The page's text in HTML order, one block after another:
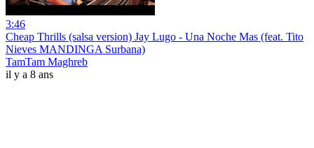
3:46
Cheap Thrills (salsa version) Jay Lugo - Una Noche Mas (feat. Tito
Nieves MANDINGA Surbana)
TamTam Maghreb
il y a 8 ans